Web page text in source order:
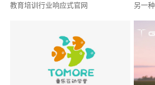
教育培训行业响应式官网 另一